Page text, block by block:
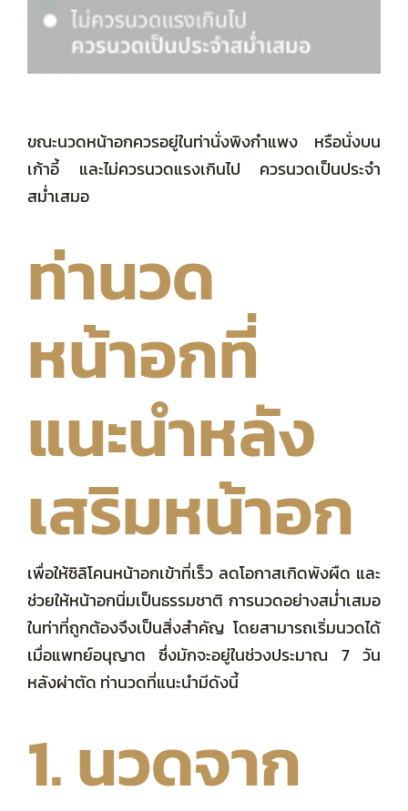
ขณะนวดหน้าอกควรอยู่ในท่านั่งพิงกำแพง หรือนั่งบน
เก้าอี้ และไม่ควรนวดแรงเกินไป ควรนวดเป็นประจำ
สม่ำเสมอ
ท่านวด
หน้าอกที่
แนะนำหลัง
เสริมหน้าอก
เพื่อให้ซิลิโคนหน้าอกเข้าที่เร็ว ลดโอกาสเกิดพังผืด และ
ช่วยให้หน้าอกนิ่มเป็นธรรมชาติ การนวดอย่างสม่ำเสมอ
ในท่าที่ถูกต้องจึงเป็นสิ่งสำคัญ โดยสามารถเริ่มนวดได้
เมื่อแพทย์อนุญาต ซึ่งมักจะอยู่ในช่วงประมาณ 7 วัน
หลังผ่าตัด ท่านวดที่แนะนำมีดังนี้
1. นวดจาก